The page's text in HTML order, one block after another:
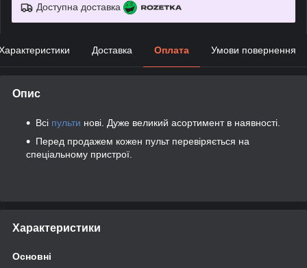
Доступна доставка
Доставка Оплата Умови повернення
Опис
Всі пульти нові. Дуже великий асортимент в наявності.
Перед продажем кожен пульт перевіряється на
спеціальному пристрої.
Характеристики
Основні